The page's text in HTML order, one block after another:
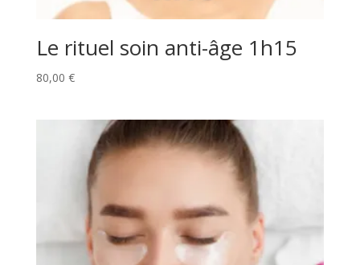
Le rituel soin anti-âge 1h15
80,00 €